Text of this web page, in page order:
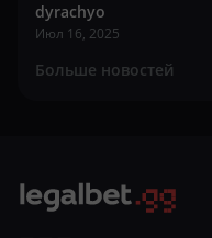
dyrachyo
Июл 16, 2025
Больше новостей